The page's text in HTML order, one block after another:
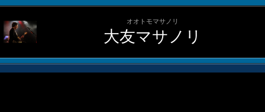
オオトモマサノリ
大友マサノリ